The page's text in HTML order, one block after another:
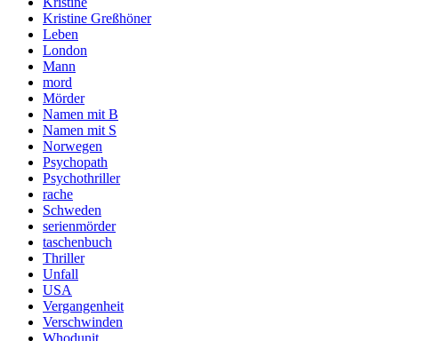
Kristine Greßhöner
Leben
London
Mann
mord
Mörder
Namen mit B
Namen mit S
Norwegen
Psychopath
Psychothriller
rache
Schweden
serienmörder
taschenbuch
Thriller
Unfall
USA
Vergangenheit
Verschwinden
Whodunit